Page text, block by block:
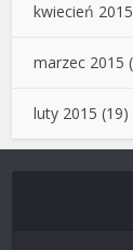
kwiecień 2015
marzec 2015
luty 2015 (19)